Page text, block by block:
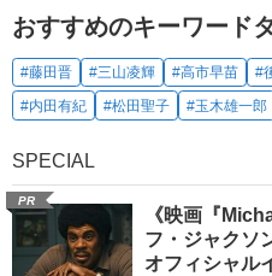
おすすめのキーワード
#藤田晋 #三山凌輝 #高市早苗 #
#内田有紀
#松田聖子 #玉木雄一郎
SPECIAL
PR
《映画『
フ・ジャクソ
オフィシャル